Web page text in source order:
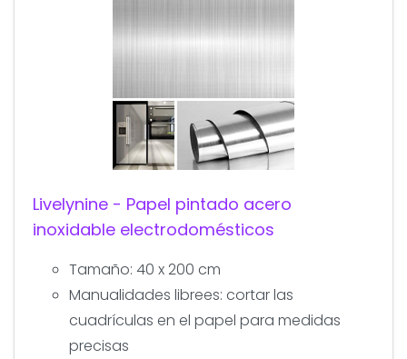
Livelynine - Papel pintado acero
inoxidable electrodomésticos
Tamaño: 40 x 200 cm
Manualidades librees: cortar las
cuadrículas en el papel para medidas
precisas